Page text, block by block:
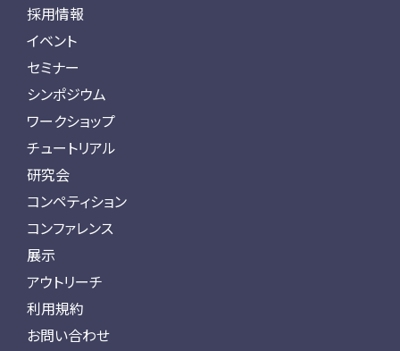
採用情報
イベント
セミナー
シンポジウム
ワークショップ
チュートリアル
研究会
コンペティション
コンファレンス
展示
アウトリーチ
利用規約
お問い合わせ